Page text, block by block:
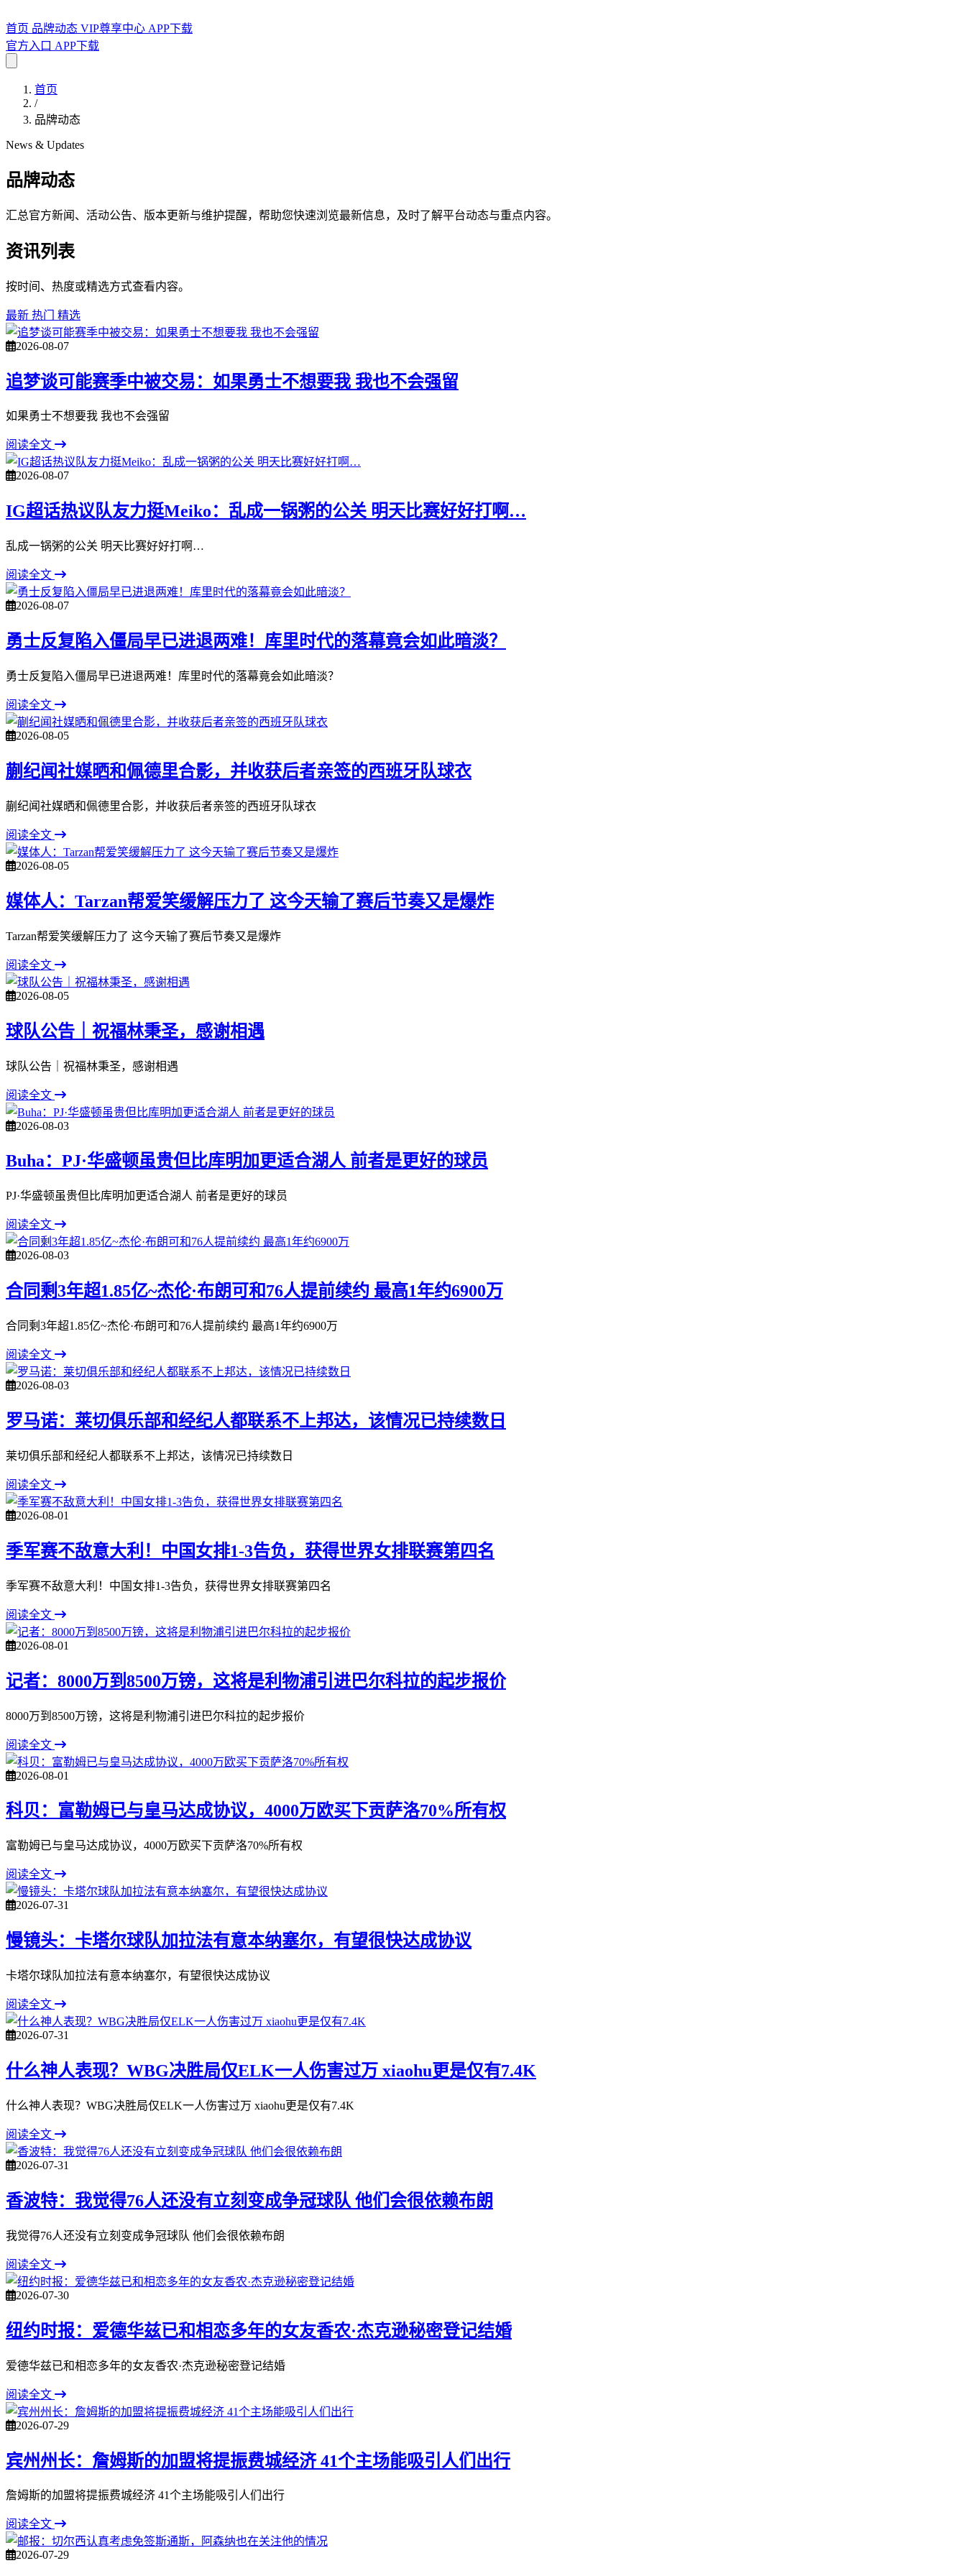
首页 品牌动态 VIP尊享中心 APP下载
官方入口 APP下载
首页
/
品牌动态
News & Updates
品牌动态
汇总官方新闻、活动公告、版本更新与维护提醒，帮助您快速浏览最新信息，及时了解平台动态与重点内容。
资讯列表
按时间、热度或精选方式查看内容。
最新 热门 精选
2026-08-07
追梦谈可能赛季中被交易：如果勇士不想要我 我也不会强留
如果勇士不想要我 我也不会强留
阅读全文
2026-08-07
IG超话热议队友力挺Meiko：乱成一锅粥的公关 明天比赛好好打啊…
乱成一锅粥的公关 明天比赛好好打啊…
阅读全文
2026-08-07
勇士反复陷入僵局早已进退两难！库里时代的落幕竟会如此暗淡？
勇士反复陷入僵局早已进退两难！库里时代的落幕竟会如此暗淡？
阅读全文
2026-08-05
蒯纪闻社媒晒和佩德里合影，并收获后者亲签的西班牙队球衣
蒯纪闻社媒晒和佩德里合影，并收获后者亲签的西班牙队球衣
阅读全文
2026-08-05
媒体人：Tarzan帮爱笑缓解压力了 这今天输了赛后节奏又是爆炸
Tarzan帮爱笑缓解压力了 这今天输了赛后节奏又是爆炸
阅读全文
2026-08-05
球队公告｜祝福林秉圣，感谢相遇
球队公告｜祝福林秉圣，感谢相遇
阅读全文
2026-08-03
Buha：PJ·华盛顿虽贵但比库明加更适合湖人 前者是更好的球员
PJ·华盛顿虽贵但比库明加更适合湖人 前者是更好的球员
阅读全文
2026-08-03
合同剩3年超1.85亿~杰伦·布朗可和76人提前续约 最高1年约6900万
合同剩3年超1.85亿~杰伦·布朗可和76人提前续约 最高1年约6900万
阅读全文
2026-08-03
罗马诺：莱切俱乐部和经纪人都联系不上邦达，该情况已持续数日
莱切俱乐部和经纪人都联系不上邦达，该情况已持续数日
阅读全文
2026-08-01
季军赛不敌意大利！中国女排1-3告负，获得世界女排联赛第四名
季军赛不敌意大利！中国女排1-3告负，获得世界女排联赛第四名
阅读全文
2026-08-01
记者：8000万到8500万镑，这将是利物浦引进巴尔科拉的起步报价
8000万到8500万镑，这将是利物浦引进巴尔科拉的起步报价
阅读全文
2026-08-01
科贝：富勒姆已与皇马达成协议，4000万欧买下贡萨洛70%所有权
富勒姆已与皇马达成协议，4000万欧买下贡萨洛70%所有权
阅读全文
2026-07-31
慢镜头：卡塔尔球队加拉法有意本纳塞尔，有望很快达成协议
卡塔尔球队加拉法有意本纳塞尔，有望很快达成协议
阅读全文
2026-07-31
什么神人表现？WBG决胜局仅ELK一人伤害过万 xiaohu更是仅有7.4K
什么神人表现？WBG决胜局仅ELK一人伤害过万 xiaohu更是仅有7.4K
阅读全文
2026-07-31
香波特：我觉得76人还没有立刻变成争冠球队 他们会很依赖布朗
我觉得76人还没有立刻变成争冠球队 他们会很依赖布朗
阅读全文
2026-07-30
纽约时报：爱德华兹已和相恋多年的女友香农·杰克逊秘密登记结婚
爱德华兹已和相恋多年的女友香农·杰克逊秘密登记结婚
阅读全文
2026-07-29
宾州州长：詹姆斯的加盟将提振费城经济 41个主场能吸引人们出行
詹姆斯的加盟将提振费城经济 41个主场能吸引人们出行
阅读全文
2026-07-29